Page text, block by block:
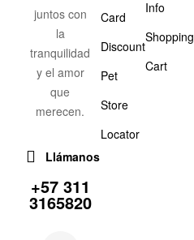
juntos con
la
tranquilidad
y el amor
que
merecen.
Llámanos
+57 311
3165820
Card
Discount
Pet
Store
Locator
Info
Shopping
Cart